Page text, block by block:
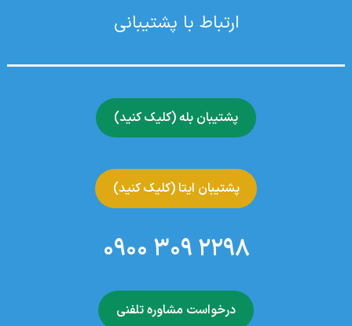
ارتباط با پشتیبانی
پشتیبان بله (کلیک کنید)
پشتیبان ایتا (کلیک کنید)
2298 309 0900
درخواست مشاوره تلفنی